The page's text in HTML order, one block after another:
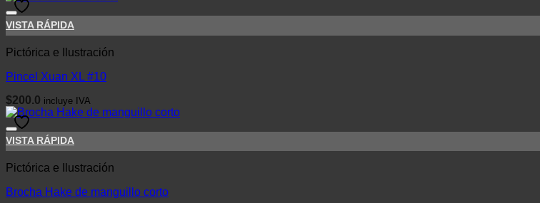
VISTA RÁPIDA
Pictórica e Ilustración
Pincel Xuan XL #10
$200.0 incluye IVA
VISTA RÁPIDA
Pictórica e Ilustración
Brocha Hake de manguillo corto